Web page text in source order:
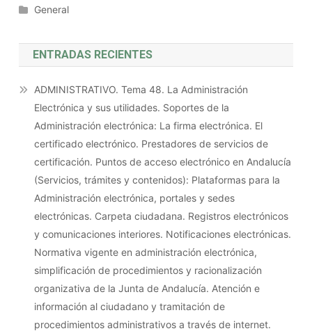
General
ENTRADAS RECIENTES
ADMINISTRATIVO. Tema 48. La Administración
Electrónica y sus utilidades. Soportes de la
Administración electrónica: La firma electrónica. El
certificado electrónico. Prestadores de servicios de
certificación. Puntos de acceso electrónico en Andalucía
(Servicios, trámites y contenidos): Plataformas para la
Administración electrónica, portales y sedes
electrónicas. Carpeta ciudadana. Registros electrónicos
y comunicaciones interiores. Notificaciones electrónicas.
Normativa vigente en administración electrónica,
simplificación de procedimientos y racionalización
organizativa de la Junta de Andalucía. Atención e
información al ciudadano y tramitación de
procedimientos administrativos a través de internet.